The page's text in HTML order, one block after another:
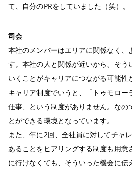
て、自分のPRをしていました（笑）。
司会
本社のメンバーはエリアに関係なく、
す。本社の人と関係が近いから、そう
いくことがキャリアにつながる可能性
キャリア制度でいうと、「トゥモロ
仕事、という制度がありません。なの
とができる環境となっています。
また、年に2回、全社員に対してチャ
あることをヒアリングする制度も用意
に行けなくても、そういった機会に